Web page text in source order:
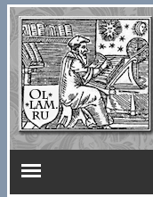
Перейти к основному